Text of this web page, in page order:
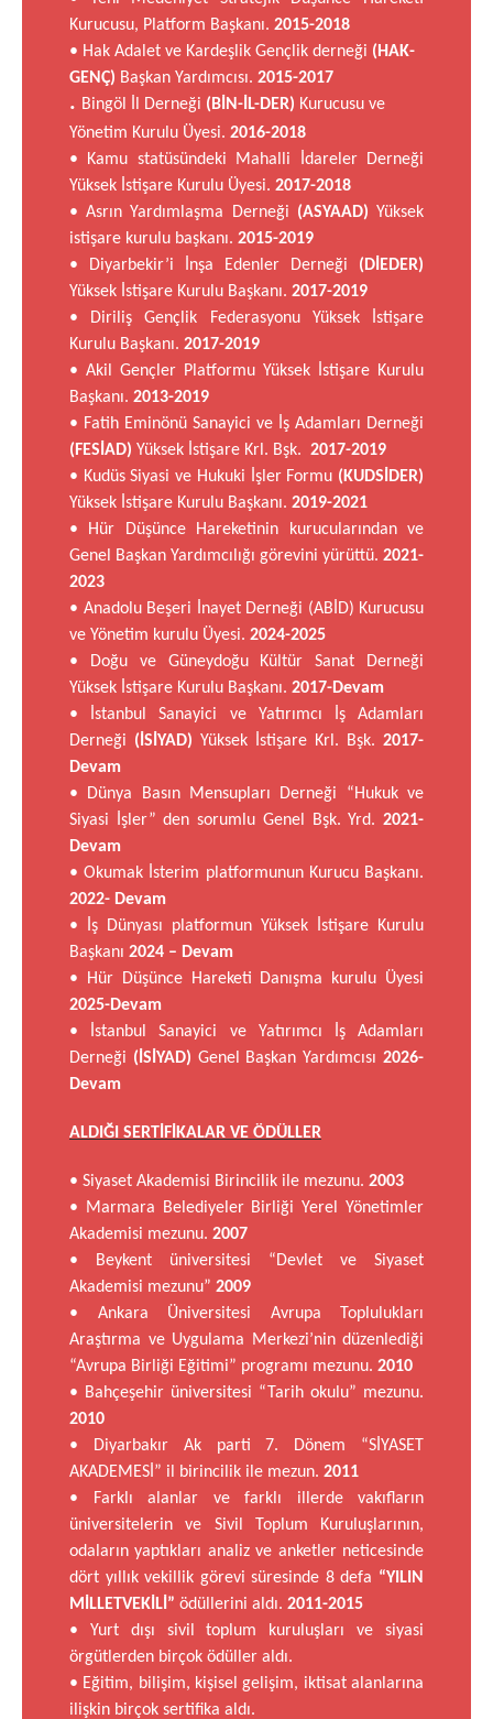
Kurucusu, Platform Başkanı. 2015-2018
• Hak Adalet ve Kardeşlik Gençlik derneği (HAK-
GENÇ) Başkan Yardımcısı. 2015-2017
. Bingöl İl Derneği (BİN-İL-DER) Kurucusu ve
Yönetim Kurulu Üyesi. 2016-2018
• Kamu statüsündeki Mahalli İdareler Derneği
Yüksek İstişare Kurulu Üyesi. 2017-2018
• Asrın Yardımlaşma Derneği (ASYAAD) Yüksek
istişare kurulu başkanı. 2015-2019
• Diyarbekir’i İnşa Edenler Derneği (DİEDER)
Yüksek İstişare Kurulu Başkanı. 2017-2019
• Diriliş Gençlik Federasyonu Yüksek İstişare
Kurulu Başkanı. 2017-2019
• Akil Gençler Platformu Yüksek İstişare Kurulu
Başkanı. 2013-2019
• Fatih Eminönü Sanayici ve İş Adamları Derneği
(FESİAD) Yüksek İstişare Krl. Bşk. 2017-2019
• Kudüs Siyasi ve Hukuki İşler Formu (KUDSİDER)
Yüksek İstişare Kurulu Başkanı. 2019-2021
• Hür Düşünce Hareketinin kurucularından ve
Genel Başkan Yardımcılığı görevini yürüttü. 2021-
2023
• Anadolu Beşeri İnayet Derneği (ABİD) Kurucusu
ve Yönetim kurulu Üyesi. 2024-2025
• Doğu ve Güneydoğu Kültür Sanat Derneği
Yüksek İstişare Kurulu Başkanı. 2017-Devam
• İstanbul Sanayici ve Yatırımcı İş Adamları
Derneği (İSİYAD) Yüksek İstişare Krl. Bşk. 2017-
Devam
• Dünya Basın Mensupları Derneği “Hukuk ve
Siyasi İşler” den sorumlu Genel Bşk. Yrd. 2021-
Devam
• Okumak İsterim platformunun Kurucu Başkanı.
2022- Devam
• İş Dünyası platformun Yüksek İstişare Kurulu
Başkanı 2024 – Devam
• Hür Düşünce Hareketi Danışma kurulu Üyesi
2025-Devam
• İstanbul Sanayici ve Yatırımcı İş Adamları
Derneği (İSİYAD) Genel Başkan Yardımcısı2026-
Devam
ALDIĞI SERTİFİKALAR VE ÖDÜLLER
• Siyaset Akademisi Birincilik ile mezunu. 2003
• Marmara Belediyeler Birliği Yerel Yönetimler
Akademisi mezunu. 2007
• Beykent üniversitesi “Devlet ve Siyaset
Akademisi mezunu” 2009
• Ankara Üniversitesi Avrupa Toplulukları
Araştırma ve Uygulama Merkezi’nin düzenlediği
“Avrupa Birliği Eğitimi” programı mezunu. 2010
• Bahçeşehir üniversitesi “Tarih okulu” mezunu.
2010
• Diyarbakır Ak parti 7. Dönem “SİYASET
AKADEMESİ” il birincilik ile mezun. 2011
• Farklı alanlar ve farklı illerde vakıfların
üniversitelerin ve Sivil Toplum Kuruluşlarının,
odaların yaptıkları analiz ve anketler neticesinde
dört yıllık vekillik görevi süresinde 8 defa “YILIN
MİLLETVEKİLİ” ödüllerini aldı. 2011-2015
• Yurt dışı sivil toplum kuruluşları ve siyasi
örgütlerden birçok ödüller aldı.
• Eğitim, bilişim, kişisel gelişim, iktisat alanlarına
ilişkin birçok sertifika aldı.